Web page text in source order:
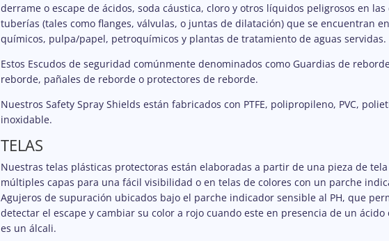
derrame o escape de ácidos, soda cáustica, cloro y otros líquidos peligrosos en las
tuberías (tales como flanges, válvulas, o juntas de dilatación) que se encuentran
químicos, pulpa/papel, petroquímicos y plantas de tratamiento de aguas servidas.
Estos Escudos de seguridad comúnmente denominados como Guardias de
reborde, pañales de reborde o protectores de reborde.
Nuestros Safety Spray Shields están fabricados con PTFE, polipropileno, PVC,
inoxidable.
TELAS
Nuestras telas plásticas protectoras están elaboradas a partir de una pieza de
múltiples capas para una fácil visibilidad o en telas de colores con un parche
Agujeros de supuración ubicados bajo el parche indicador sensible al PH, que
detectar el escape y cambiar su color a rojo cuando este en presencia de un ácido
es un álcali.